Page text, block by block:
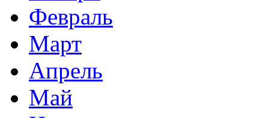
Февраль
Март
Апрель
Май